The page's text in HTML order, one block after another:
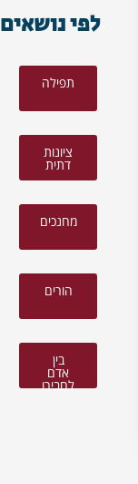
לפי נושאים
תפילה
ציונות
דתית
מחנכים
הורים
בין
אדם
לחבירו